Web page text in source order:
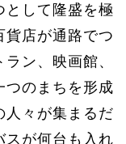
として隆盛を極
貨店が通路でつ
ン、映画館、
つのまちを形成
人々が集まるだ
スが何台も入れ